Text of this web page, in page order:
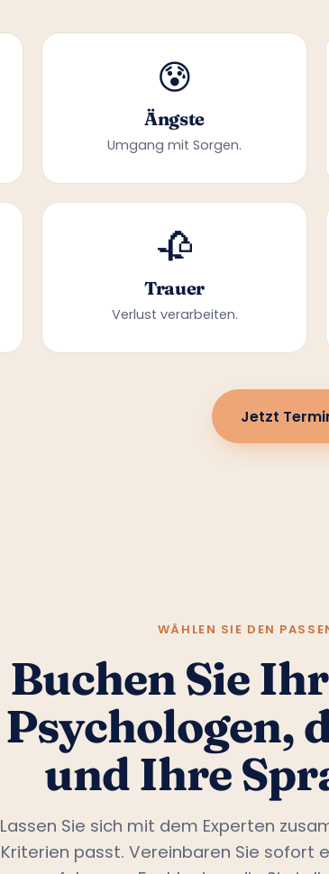
😰
Ängste
Umgang mit Sorgen.
🥀
Trauer
Verlust verarbeiten.
Jetzt
WÄHLEN SIE DEN
Buchen Sie
Psychologen,
und Ihre
Lassen Sie sich mit dem Experten
Kriterien passt. Vereinbaren Sie sofort